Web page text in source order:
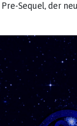
Pre-Sequel, der